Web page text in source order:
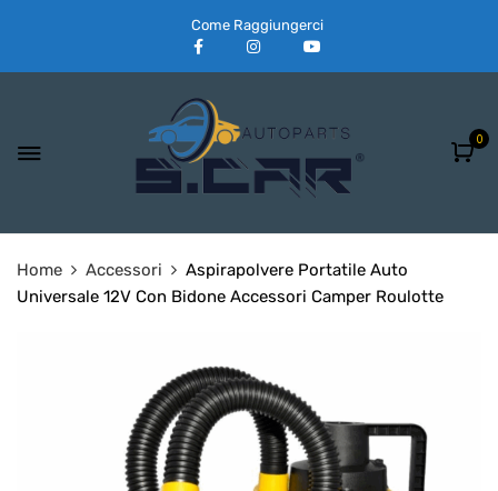
Come Raggiungerci
0
Home Accessori
Aspirapolvere Portatile Auto
Universale 12V Con Bidone Accessori Camper Roulotte